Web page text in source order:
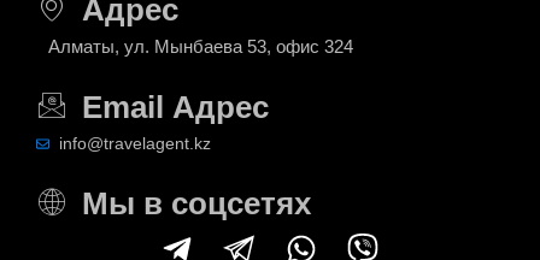
Адрес
Алматы, ул. Мынбаева 53, офис 324
Email Адрес
info@travelagent.kz
Мы в соцсетях